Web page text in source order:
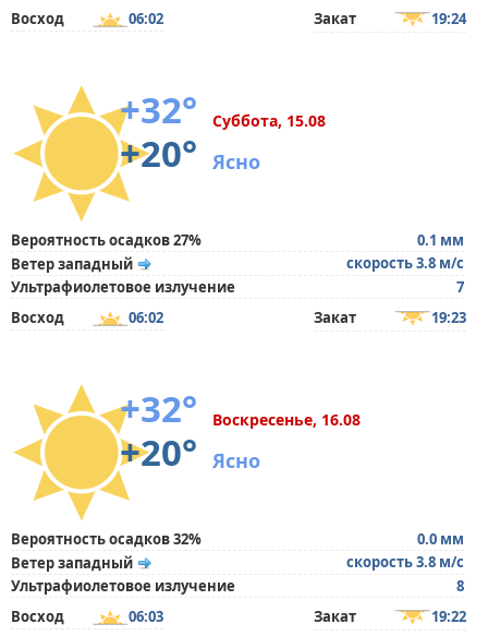
Восход
06:02 Закат 19:24
+32°
+20°
Суббота, 15.08
Ясно
Вероятность осадков 27%
0.1 мм
Ветер западный
скорость 3.8 м/с
Ультрафиолетовое излучение
7
Восход
06:02 Закат 19:23
+32°
+20°
Воскресенье, 16.08
Ясно
Вероятность осадков 32%
0.0 мм
Ветер западный
скорость 3.8 м/с
Ультрафиолетовое излучение
8
Восход
06:03 Закат 19:22